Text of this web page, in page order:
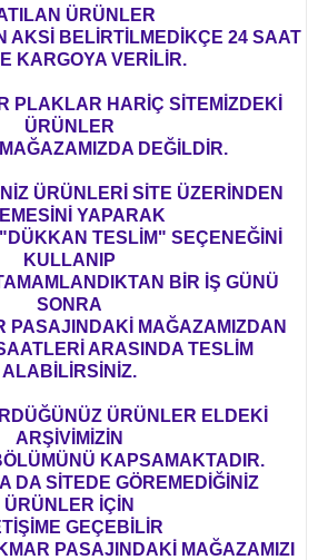
ÜRÜNLER
AKSİ BELİRTİLMEDİKÇE 24 SAAT
KARGOYA VERİLİR.
PLAKLAR HARİÇ SİTEMİZDEKİ
ÜRÜNLER
DEĞİLDİR.
ÜRÜNLERİ SİTE ÜZERİNDEN
YAPARAK
TESLİM" SEÇENEĞİNİ
KULLANIP
BİR İŞ GÜNÜ
SONRA
PASAJINDAKİ MAĞAZAMIZDAN
ARASINDA TESLİM
ALABİLİRSİNİZ.
ÜRÜNLER ELDEKİ
ARŞİVİMİZİN
KAPSAMAKTADIR.
DA SİTEDE GÖREMEDİĞİNİZ
ÜRÜNLER İÇİN
GEÇEBİLİR
PASAJINDAKİ MAĞAZAMIZI